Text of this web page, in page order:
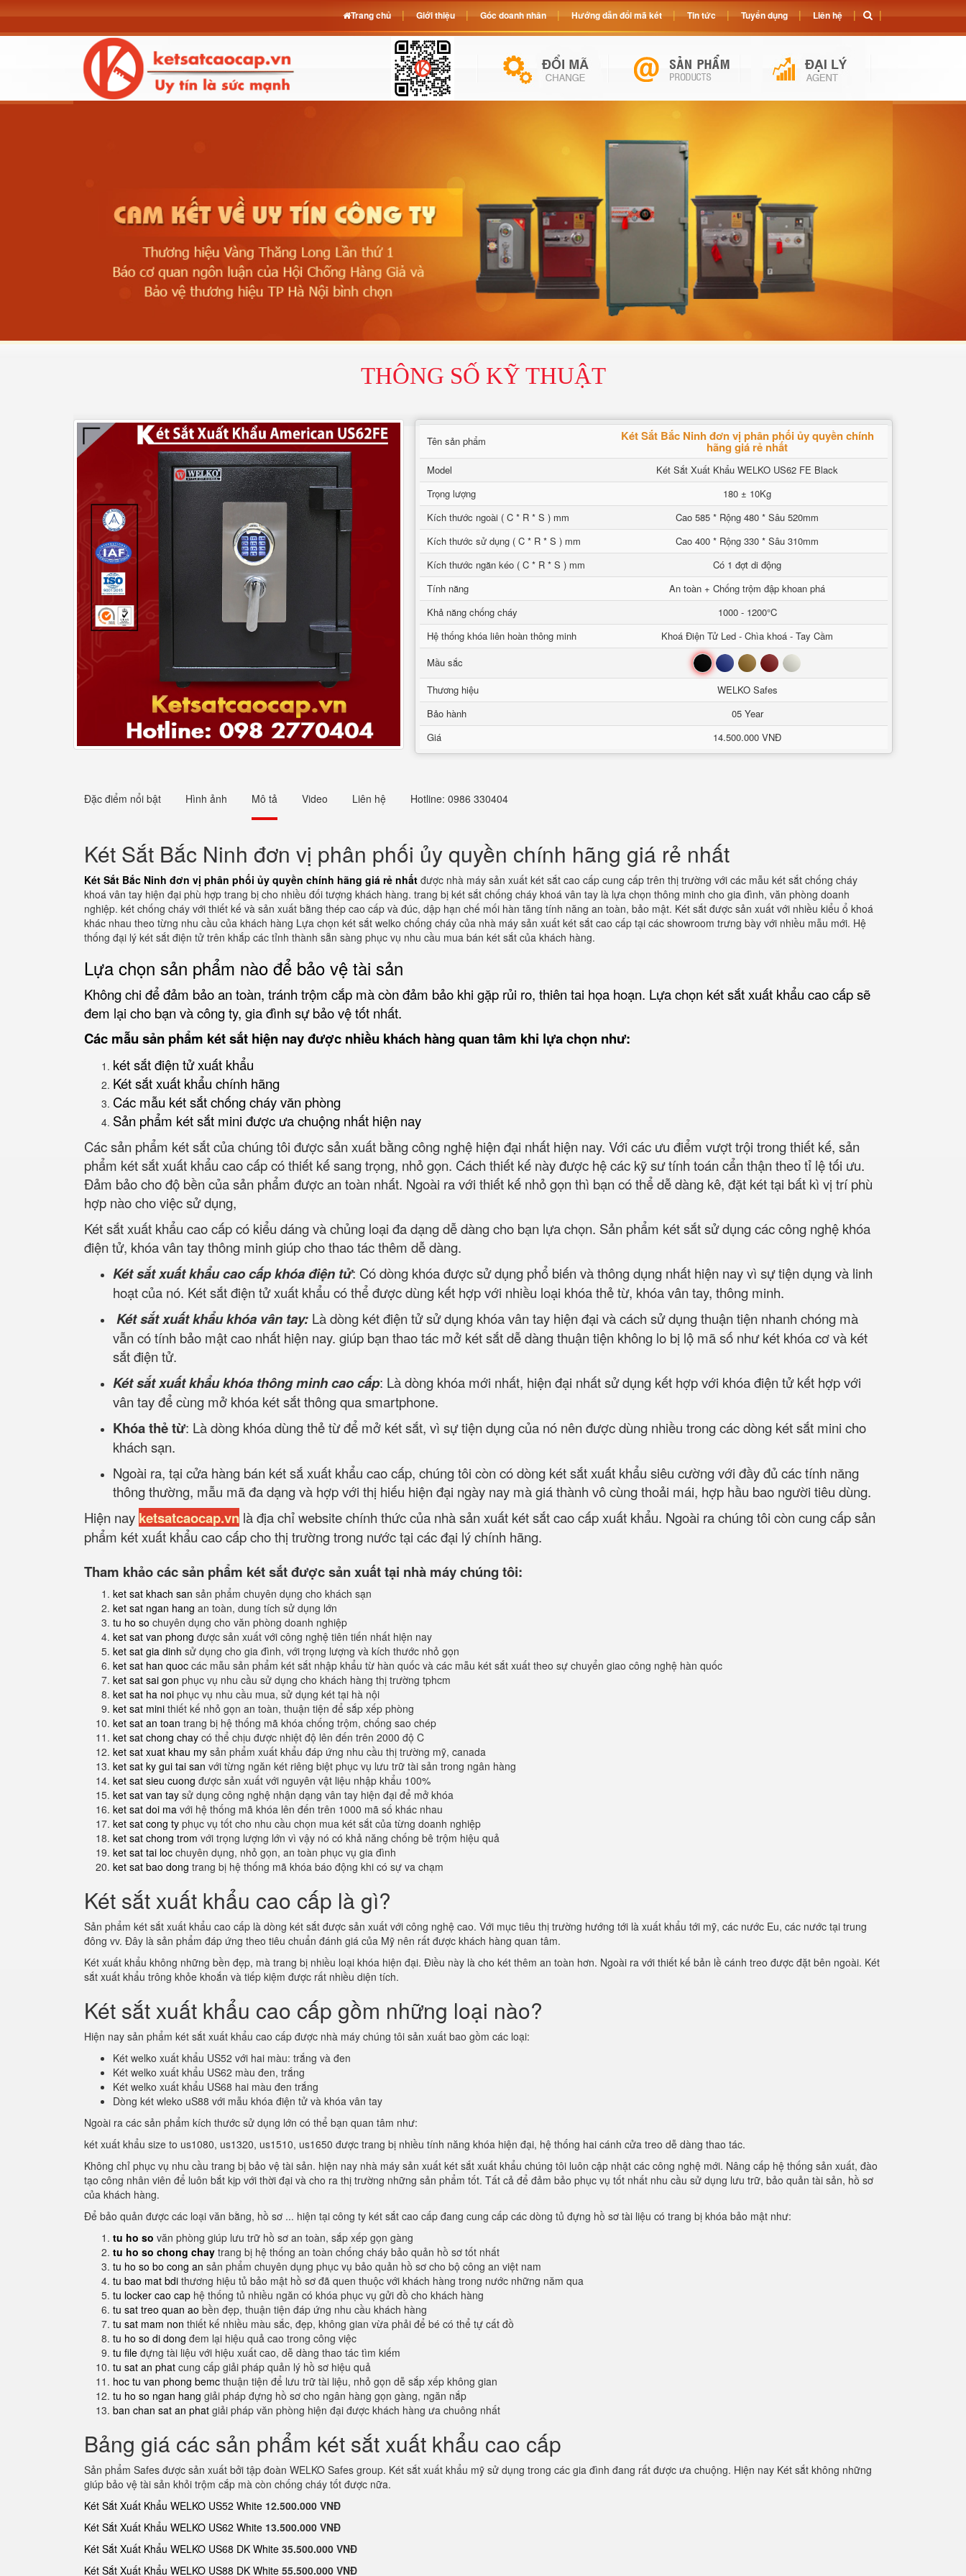
THÔNG SỐ KỸ THUẬT
Tên sản phẩm Két Sắt Bắc Ninh đơn vị phân phối ủy quyền chính
hãng giá rẻ nhất
Model
Két Sắt Xuất Khẩu WELKO US62 FE Black
Trọng lượng
180 ± 10Kg
Kích thước ngoài ( C * R * S ) mm
Cao 585 * Rộng 480 * Sâu 520mm
Kích thước sử dụng ( C * R * S ) mm
Cao 400 * Rộng 330 * Sâu 310mm
Kích thước ngăn kéo ( C * R * S ) mm
Có 1 đợt di động
Tính năng
An toàn + Chống trộm đập khoan phá
Khả năng chống cháy
1000 - 1200°C
Hệ thống khóa liên hoàn thông minh
Khoá Điện Tử Led - Chìa khoá - Tay Cầm
Mầu sắc
Đen Xanh Nâu Đỏ Trắng
Thương hiệu
WELKO Safes
Bảo hành
05 Year
Giá
14.500.000 VNĐ
Đặc điểm nổi bật Hình ảnh Mô tả Video Liên hệ Hotline: 0986 330404
Két Sắt Bắc Ninh đơn vị phân phối ủy quyền chính hãng giá rẻ nhất
Két Sắt Bắc Ninh đơn vị phân phối ủy quyền chính hãng giá rẻ nhất được nhà máy sản xuất két sắt cao cấp cung cấp trên thị trường với các mẫu két sắt chống cháy
khoá vân tay hiện đại phù hợp trang bị cho nhiều đối tượng khách hàng. trang bị két sắt chống cháy khoá vân tay là lựa chọn thông minh cho gia đình, văn phòng doanh
nghiệp. két chống cháy với thiết kế và sản xuất bằng thép cao cấp và đúc, dập hạn chế mối hàn tăng tính năng an toàn, bảo mật. Két sắt được sản xuất với nhiều kiểu ổ khoá
khác nhau theo từng nhu cầu của khách hàng Lựa chọn két sắt welko chống cháy của nhà máy sản xuất két sắt cao cấp tại các showroom trưng bày với nhiều mẫu mới. Hệ
thống đại lý két sắt điện tử trên khắp các tỉnh thành sẵn sàng phục vụ nhu cầu mua bán két sắt của khách hàng.
Lựa chọn sản phẩm nào để bảo vệ tài sản
Không chi để đảm bảo an toàn, tránh trộm cắp mà còn đảm bảo khi gặp rủi ro, thiên tai họa hoạn. Lựa chọn két sắt xuất khẩu cao cấp sẽ
đem lại cho bạn và công ty, gia đình sự bảo vệ tốt nhất.
Các mẫu sản phẩm két sắt hiện nay được nhiều khách hàng quan tâm khi lựa chọn như:
két sắt điện tử xuất khẩu
Két sắt xuất khẩu chính hãng
Các mẫu két sắt chống cháy văn phòng
Sản phẩm két sắt mini được ưa chuộng nhất hiện nay
Các sản phẩm két sắt của chúng tôi được sản xuất bằng công nghệ hiện đại nhất hiện nay. Với các ưu điểm vượt trội trong thiết kế, sản
phẩm két sắt xuất khẩu cao cấp có thiết kế sang trọng, nhỏ gọn. Cách thiết kế này được hệ các kỹ sư tính toán cẩn thận theo tỉ lệ tối ưu.
Đảm bảo cho độ bền của sản phẩm được an toàn nhất. Ngoài ra với thiết kế nhỏ gọn thì bạn có thể dễ dàng kê, đặt két tại bất kì vị trí phù
hợp nào cho việc sử dụng,
Két sắt xuất khẩu cao cấp có kiểu dáng và chủng loại đa dạng dễ dàng cho bạn lựa chọn. Sản phẩm két sắt sử dụng các công nghệ khóa
điện tử, khóa vân tay thông minh giúp cho thao tác thêm dễ dàng.
Két sắt xuất khẩu cao cấp khóa điện tử: Có dòng khóa được sử dụng phổ biến và thông dụng nhất hiện nay vì sự tiện dụng và linh
hoạt của nó. Két sắt điện tử xuất khẩu có thể được dùng kết hợp với nhiều loại khóa thẻ từ, khóa vân tay, thông minh.
Két sắt xuất khẩu khóa vân tay: Là dòng két điện tử sử dụng khóa vân tay hiện đại và cách sử dụng thuận tiện nhanh chóng mà
vẫn có tính bảo mật cao nhất hiện nay. giúp bạn thao tác mở két sắt dễ dàng thuận tiện không lo bị lộ mã số như két khóa cơ và két
sắt điện tử.
Két sắt xuất khẩu khóa thông minh cao cấp: Là dòng khóa mới nhất, hiện đại nhất sử dụng kết hợp với khóa điện tử kết hợp với
vân tay để cùng mở khóa két sắt thông qua smartphone.
Khóa thẻ từ: Là dòng khóa dùng thẻ từ để mở két sắt, vì sự tiện dụng của nó nên được dùng nhiều trong các dòng két sắt mini cho
khách sạn.
Ngoài ra, tại cửa hàng bán két sắ xuất khẩu cao cấp, chúng tôi còn có dòng két sắt xuất khẩu siêu cường với đầy đủ các tính năng
thông thường, mẫu mã đa dạng và hợp với thị hiếu hiện đại ngày nay mà giá thành vô cùng thoải mái, hợp hầu bao người tiêu dùng.
Hiện nay ketsatcaocap.vn là địa chỉ website chính thức của nhà sản xuất két sắt cao cấp xuất khẩu. Ngoài ra chúng tôi còn cung cấp sản
phẩm két xuất khẩu cao cấp cho thị trường trong nước tại các đại lý chính hãng.
Tham khảo các sản phẩm két sắt được sản xuất tại nhà máy chúng tôi:
ket sat khach san sản phẩm chuyên dụng cho khách sạn
ket sat ngan hang an toàn, dung tích sử dụng lớn
tu ho so chuyên dụng cho văn phòng doanh nghiệp
ket sat van phong được sản xuất với công nghệ tiên tiến nhất hiện nay
ket sat gia dinh sử dụng cho gia đình, với trọng lượng và kích thước nhỏ gọn
ket sat han quoc các mẫu sản phẩm két sắt nhập khẩu từ hàn quốc và các mẫu két sắt xuất theo sự chuyển giao công nghệ hàn quốc
ket sat sai gon phục vụ nhu cầu sử dụng cho khách hàng thị trường tphcm
ket sat ha noi phục vụ nhu cầu mua, sử dụng két tại hà nội
ket sat mini thiết kế nhỏ gọn an toàn, thuận tiện để sắp xếp phòng
ket sat an toan trang bị hệ thống mã khóa chống trộm, chống sao chép
ket sat chong chay có thể chịu được nhiệt độ lên đến trên 2000 độ C
ket sat xuat khau my sản phẩm xuất khẩu đáp ứng nhu cầu thị trường mỹ, canada
ket sat ky gui tai san với từng ngăn két riêng biệt phục vụ lưu trữ tài sản trong ngân hàng
ket sat sieu cuong được sản xuất với nguyên vật liệu nhập khẩu 100%
ket sat van tay sử dụng công nghệ nhận dạng vân tay hiện đại để mở khóa
ket sat doi ma với hệ thống mã khóa lên đến trên 1000 mã số khác nhau
ket sat cong ty phục vụ tốt cho nhu cầu chọn mua két sắt của từng doanh nghiệp
ket sat chong trom với trọng lượng lớn vì vậy nó có khả năng chống bê trộm hiệu quả
ket sat tai loc chuyên dụng, nhỏ gọn, an toàn phục vụ gia đình
ket sat bao dong trang bị hệ thống mã khóa báo động khi có sự va chạm
Két sắt xuất khẩu cao cấp là gì?
Sản phẩm két sắt xuất khẩu cao cấp là dòng két sắt được sản xuất với công nghệ cao. Với mục tiêu thị trường hướng tới là xuất khẩu tới mỹ, các nước Eu, các nước tại trung
đông vv. Đây là sản phẩm đáp ứng theo tiêu chuẩn đánh giá của Mỹ nên rất được khách hàng quan tâm.
Két xuất khẩu không những bền đẹp, mà trang bị nhiều loại khóa hiện đại. Điều này là cho két thêm an toàn hơn. Ngoài ra với thiết kế bản lề cánh treo được đặt bên ngoài. Két
sắt xuất khẩu trông khỏe khoắn và tiếp kiệm được rất nhiều diện tích.
Két sắt xuất khẩu cao cấp gồm những loại nào?
Hiện nay sản phẩm két sắt xuất khẩu cao cấp được nhà máy chúng tôi sản xuất bao gồm các loại:
Két welko xuất khẩu US52 với hai màu: trắng và đen
Két welko xuất khẩu US62 màu đen, trắng
Két welko xuất khẩu US68 hai màu đen trắng
Dòng két wleko uS88 với mẫu khóa điện tử và khóa vân tay
Ngoài ra các sản phẩm kích thước sử dụng lớn có thể bạn quan tâm như:
két xuất khẩu size to us1080, us1320, us1510, us1650 được trang bị nhiều tính năng khóa hiện đại, hệ thống hai cánh cửa treo dễ dàng thao tác.
Không chỉ phục vụ nhu cầu trang bị bảo vệ tài sản. hiện nay nhà máy sản xuất két sắt xuất khẩu chúng tôi luôn cập nhật các công nghệ mới. Nâng cấp hệ thống sản xuất, đào
tạo công nhân viên để luôn bắt kịp với thời đại và cho ra thị trường những sản phẩm tốt. Tất cả để đảm bảo phục vụ tốt nhất nhu cầu sử dụng lưu trữ, bảo quản tài sản, hồ sơ
của khách hàng.
Để bảo quản được các loại văn bằng, hồ sơ ... hiện tại công ty két sắt cao cấp đang cung cấp các dòng tủ đựng hồ sơ tài liệu có trang bị khóa bảo mật như:
tu ho so văn phòng giúp lưu trữ hồ sơ an toàn, sắp xếp gọn gàng
tu ho so chong chay trang bị hệ thống an toàn chống cháy bảo quản hồ sơ tốt nhất
tu ho so bo cong an sản phẩm chuyên dụng phục vụ bảo quản hồ sơ cho bộ công an việt nam
tu bao mat bdi thương hiệu tủ bảo mật hồ sơ đã quen thuộc với khách hàng trong nước những năm qua
tu locker cao cap hệ thống tủ nhiều ngăn có khóa phục vụ gửi đồ cho khách hàng
tu sat treo quan ao bền đẹp, thuận tiện đáp ứng nhu cầu khách hàng
tu sat mam non thiết kế nhiều màu sắc, đẹp, không gian vừa phải để bé có thể tự cất đồ
tu ho so di dong đem lại hiệu quả cao trong công việc
tu file đựng tài liệu với hiệu xuất cao, dễ dàng thao tác tìm kiếm
tu sat an phat cung cấp giải pháp quản lý hồ sơ hiệu quả
hoc tu van phong bemc thuận tiện để lưu trữ tài liệu, nhỏ gọn dễ sắp xếp không gian
tu ho so ngan hang giải pháp đựng hồ sơ cho ngân hàng gọn gàng, ngăn nắp
ban chan sat an phat giải pháp văn phòng hiện đại được khách hàng ưa chuông nhất
Bảng giá các sản phẩm két sắt xuất khẩu cao cấp
Sản phẩm Safes được sản xuất bởi tập đoàn WELKO Safes group. Két sắt xuất khẩu mỹ sử dụng trong các gia đình đang rất được ưa chuộng. Hiện nay Két sắt không những
giúp bảo vệ tài sản khỏi trộm cắp mà còn chống cháy tốt được nữa.
Két Sắt Xuất Khẩu WELKO US52 White 12.500.000 VNĐ
Két Sắt Xuất Khẩu WELKO US62 White 13.500.000 VNĐ
Két Sắt Xuất Khẩu WELKO US68 DK White 35.500.000 VNĐ
Két Sắt Xuất Khẩu WELKO US88 DK White 55.500.000 VNĐ
Trang chủ Giới thiệu Góc doanh nhân Hướng dẫn đổi mã két Tin tức Tuyển dụng Liên hệ